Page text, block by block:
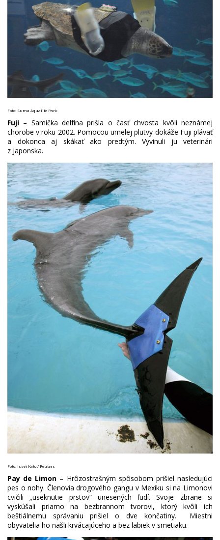
Foto: Suma Aqualife Park
Fuji – Samička delfína prišla o časť chvosta kvôli neznámej
chorobe v roku 2002. Pomocou umelej plutvy dokáže Fuji plávať
a dokonca aj skákať ako predtým. Vyvinuli ju veterinári
z Japonska.
Foto: Issei Kato / Reuters
Pay de Limon – Hrôzostrašným spôsobom prišiel nasledujúci
pes o nohy. Členovia drogového gangu v Mexiku si na Limonovi
cvičili „useknutie prstov“ unesených ľudí. Svoje zbrane si
vyskúšali priamo na bezbrannom tvorovi, ktorý kvôli ich
beštiálnemu správaniu prišiel o dve končatiny. Miestni
obyvatelia ho našli krvácajúceho a bez labiek v smetiaku.